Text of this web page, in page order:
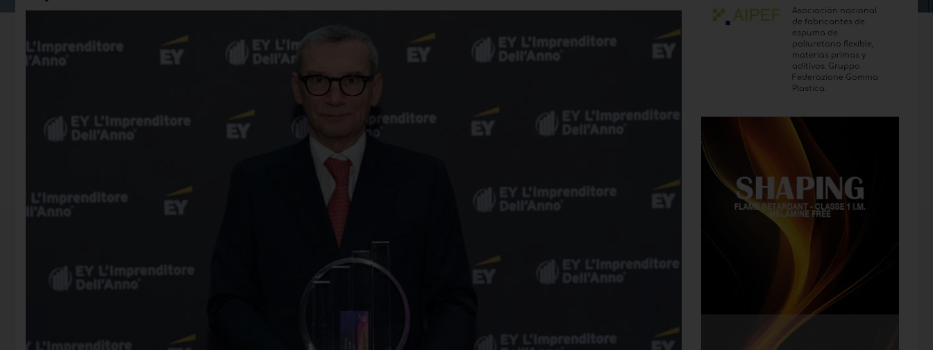
Asociación nacional
de fabricantes de
espuma de
poliuretano flexible,
materias primas y
aditivos. Gruppo
Federazione Gomma
Plastica.